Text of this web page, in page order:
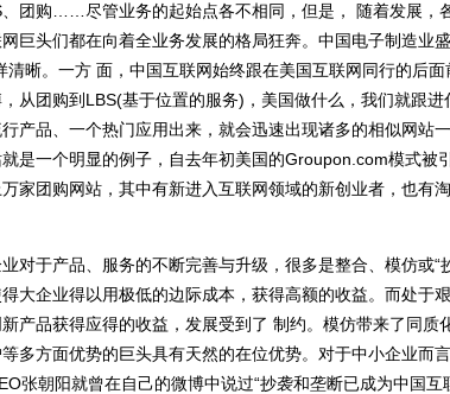
团购……尽管业务的起始点各不相同，但是， 随着发展，
巨头们都在向着全业务发展的格局狂奔。中国电子制造业
清晰。一方 面，中国互联网始终跟在美国互联网同行的后面
从团购到LBS(基于位置的服务)，美国做什么，我们就跟进
产品、一个热门应用出来，就会迅速出现诸多的相似网站
是一个明显的例子，自去年初美国的Groupon.com模式被
家团购网站，其中有新进入互联网领域的新创业者，也有淘
于产品、服务的不断完善与升级，很多是整合、模仿或“
大企业得以用极低的边际成本，获得高额的收益。而处于
产品获得应得的收益，发展受到了 制约。模仿带来了同质
多方面优势的巨头具有天然的在位优势。对于中小企业而
张朝阳就曾在自己的微博中说过“抄袭和垄断已成为中国互